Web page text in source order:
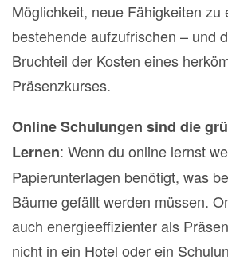
Möglichkeit, neue Fähigkeiten zu
bestehende aufzufrischen – und
Bruchteil der Kosten eines
Präsenzkurses.
Online Schulungen sind die
Lernen: Wenn du online lernst
Papierunterlagen benötigt, was
Bäume gefällt werden müssen.
auch energieeffizienter als
nicht in ein Hotel oder ein